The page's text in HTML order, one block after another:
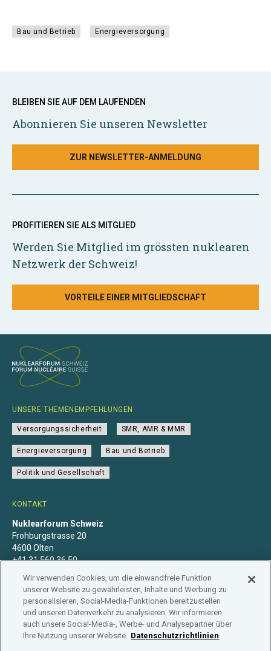
Bau und Betrieb Energieversorgung
BLEIBEN SIE AUF DEM LAUFENDEN
Abonnieren Sie unseren Newsletter
ZUR NEWSLETTER-ANMELDUNG
PROFITIEREN SIE ALS MITGLIED
Werden Sie Mitglied im grössten nuklearen
Netzwerk der Schweiz!
VORTEILE EINER MITGLIEDSCHAFT
KONTAKT
Nuklearforum Schweiz
Frohburgstrasse 20
4600 Olten
+41 31 560 36 50
UNSERE THEMENEMPFEHLUNGEN
Versorgungssicherheit SMR, AMR & MMR
Energieversorgung Bau und Betrieb
Politik und Gesellschaft
Datenschutzerklärung Impressum Mitgliedschaft
Wir verwenden Cookies, um die einwandfreie Funktion
unserer Website zu gewährleisten, Inhalte und Werbung zu
personalisieren, Social-Media-Funktionen bereitzustellen
und unseren Datenverkehr zu analysieren. Wir informieren
auch unsere Social-Media-, Werbe- und Analysepartner über
Ihre Nutzung unserer Website. Datenschutzrichtlinien